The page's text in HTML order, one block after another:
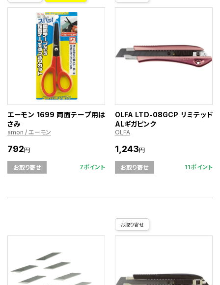
エーモン 1699 両面テープ用は
さみ
amon / エーモン
792円
お取り寄せ 7ポイント
OLFA LTD-08GCP リミテッド
ALギガピンク
OLFA
1,243円
お取り寄せ 11ポイント
お取り寄せ